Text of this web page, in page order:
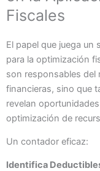
Fiscales
El papel que juega
para la optimización
son responsables del
financieras, sino que
revelan
optimización de
Un contador eficaz:
Identifica